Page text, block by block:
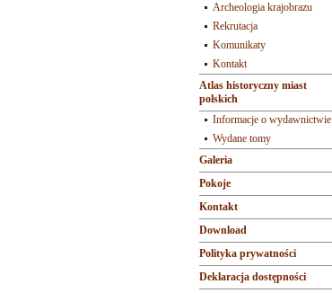
Archeologia krajobrazu
Rekrutacja
Komunikaty
Kontakt
Atlas historyczny miast
polskich
Informacje o wydawnictwie
Wydane tomy
Galeria
Pokoje
Kontakt
Download
Polityka prywatności
Deklaracja dostępności